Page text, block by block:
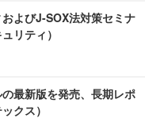
およびJ-SOX法対策セミナ
リティ）
最新版を発売、長期レポ
クス）